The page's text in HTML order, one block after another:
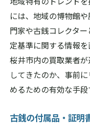
には、地域の博物館
門家や古銭コレクタ
定基準に関する情報を
桜井市内の買取業者
してきたのか、事前
めるための有効な手段
古銭の付属品・証明